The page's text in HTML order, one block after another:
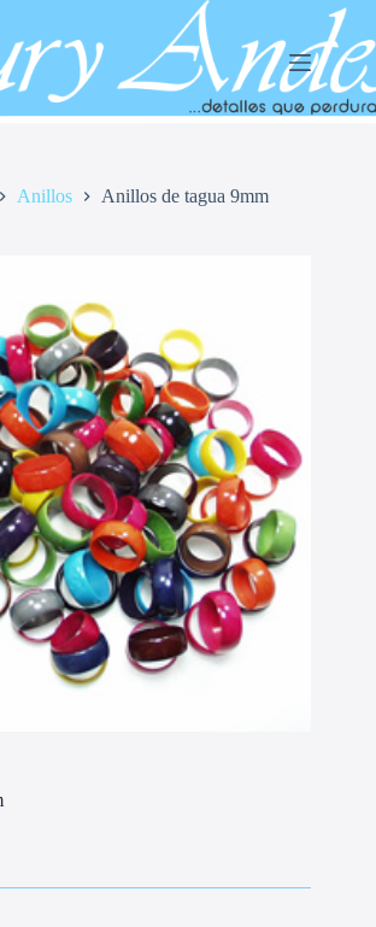
Anillos Anillos de tagua 9mm